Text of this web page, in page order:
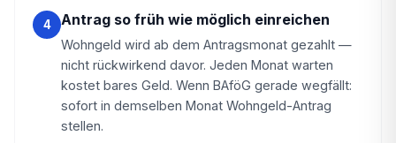
4 Antrag so früh wie möglich einreichen
Wohngeld wird ab dem Antragsmonat gezahlt —
nicht rückwirkend davor. Jeden Monat warten
kostet bares Geld. Wenn BAföG gerade wegfällt:
sofort in demselben Monat Wohngeld-Antrag
stellen.